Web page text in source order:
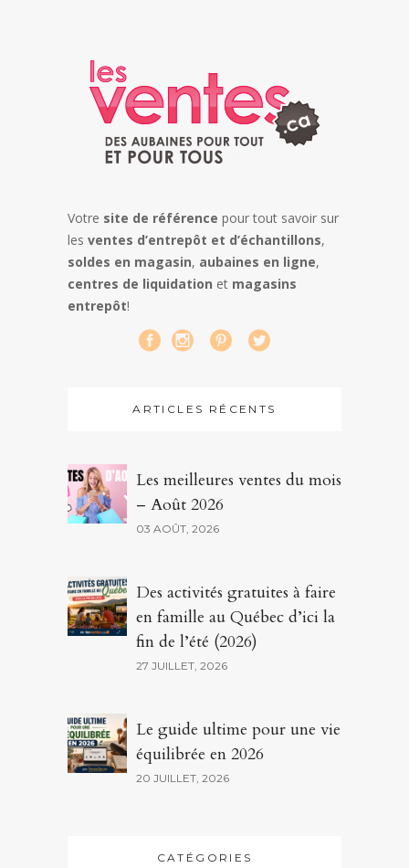
Votre site de référence pour tout savoir sur
les ventes d’entrepôt et d’échantillons,
soldes en magasin, aubaines en ligne,
centres de liquidation et magasins
entrepôt!
ARTICLES RÉCENTS
Les meilleures ventes du mois
– Août 2026
03 AOÛT, 2026
Des activités gratuites à faire
en famille au Québec d’ici la
fin de l’été (2026)
27 JUILLET, 2026
Le guide ultime pour une vie
équilibrée en 2026
20 JUILLET, 2026
CATÉGORIES